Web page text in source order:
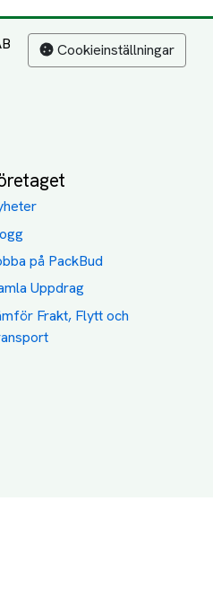
Cookieinställningar
på PackBud
Uppdrag
Frakt, Flytt och